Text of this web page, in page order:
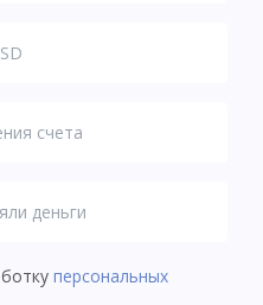
персональных